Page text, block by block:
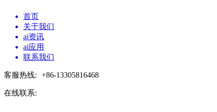
首页
关于我们
ai资讯
ai应用
联系我们
客服热线: +86-13305816468
在线联系: